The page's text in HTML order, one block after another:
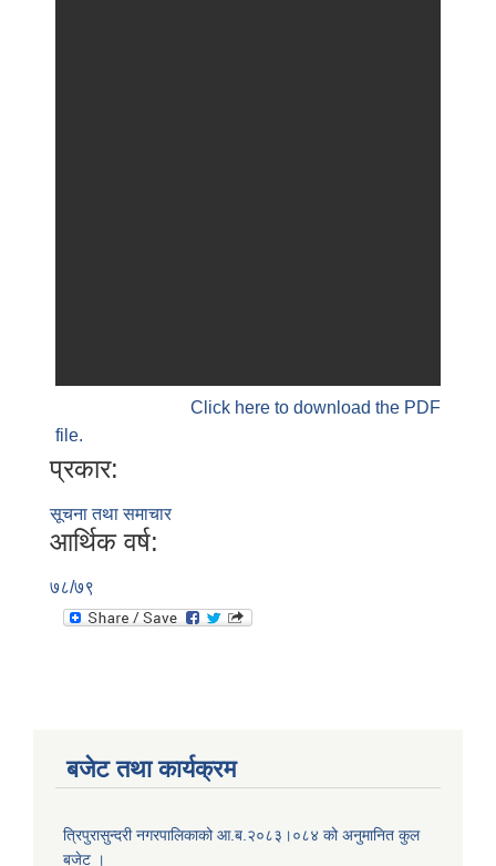
Click here to download the PDF
file.
प्रकार:
सूचना तथा समाचार
आर्थिक वर्ष:
७८/७९
बजेट तथा कार्यक्रम
त्रिपुरासुन्दरी नगरपालिकाको आ.ब.२०८३।०८४ को अनुमानित कुल
बजेट ।